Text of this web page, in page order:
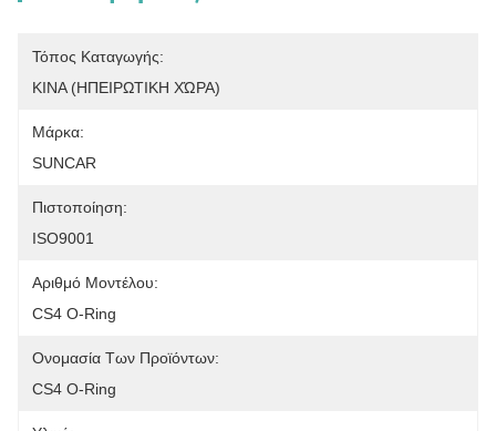
Τόπος Καταγωγής:
ΚΙΝΑ (ΗΠΕΙΡΩΤΙΚΗ ΧΏΡΑ)
Μάρκα:
SUNCAR
Πιστοποίηση:
ISO9001
Αριθμό Μοντέλου:
CS4 O-Ring
Ονομασία Των Προϊόντων:
CS4 O-Ring